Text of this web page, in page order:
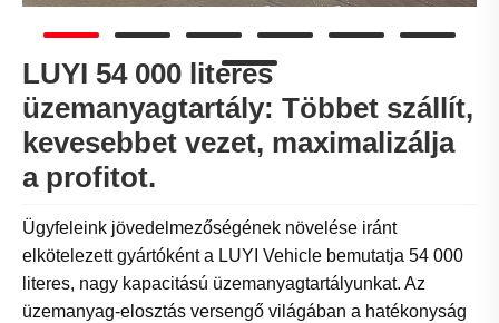
LUYI 54 000 literes
üzemanyagtartály: Többet szállít,
kevesebbet vezet, maximalizálja
a profitot.
Ügyfeleink jövedelmezőségének növelése iránt
elkötelezett gyártóként a LUYI Vehicle bemutatja 54 000
literes, nagy kapacitású üzemanyagtartályunkat. Az
üzemanyag-elosztás versengő világában a hatékonyság